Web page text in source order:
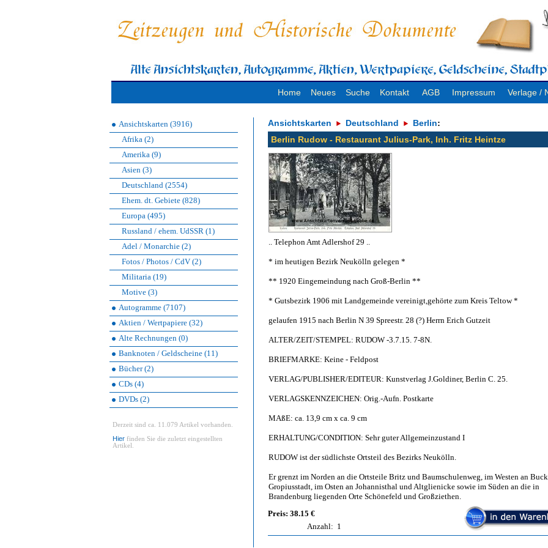
Home Neues Suche Kontakt AGB Impressum Verlage /
Ansichtskarten (3916)
Afrika (2)
Amerika (9)
Asien (3)
Deutschland (2554)
Ehem. dt. Gebiete (828)
Europa (495)
Russland / ehem. UdSSR (1)
Adel / Monarchie (2)
Fotos / Photos / CdV (2)
Militaria (19)
Motive (3)
Autogramme (7107)
Aktien / Wertpapiere (32)
Alte Rechnungen (0)
Banknoten / Geldscheine (11)
Bücher (2)
CDs (4)
DVDs (2)
Derzeit sind ca. 11.079 Artikel vorhanden.
Hier finden Sie die zuletzt eingestellten
Artikel.
Ansichtskarten Deutschland Berlin:
Berlin Rudow - Restaurant Julius-Park, Inh. Fritz Heintze
.. Telephon Amt Adlershof 29 ..
* im heutigen Bezirk Neukölln gelegen *
** 1920 Eingemeindung nach Groß-Berlin **
* Gutsbezirk 1906 mit Landgemeinde vereinigt,gehörte zum Kreis Teltow *
gelaufen 1915 nach Berlin N 39 Spreestr. 28 (?) Herrn Erich Gutzeit
ALTER/ZEIT/STEMPEL: RUDOW -3.7.15. 7-8N.
BRIEFMARKE: Keine - Feldpost
VERLAG/PUBLISHER/EDITEUR: Kunstverlag J.Goldiner, Berlin C. 25.
VERLAGSKENNZEICHEN: Orig.-Aufn. Postkarte
MAßE: ca. 13,9 cm x ca. 9 cm
ERHALTUNG/CONDITION: Sehr guter Allgemeinzustand I
RUDOW ist der südlichste Ortsteil des Bezirks Neukölln.
Er grenzt im Norden an die Ortsteile Britz und Baumschulenweg, im Westen an
Gropiusstadt, im Osten an Johannisthal und Altglienicke sowie im Süden an die in
Brandenburg liegenden Orte Schönefeld und Großziethen.
Preis: 38.15 €
Anzahl: 1